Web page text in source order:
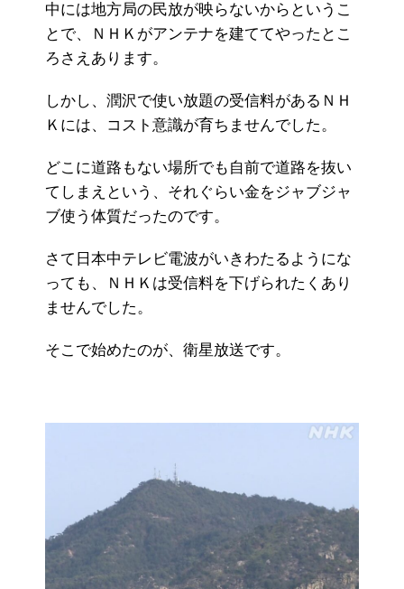
中には地方局の民放が映らないからというこ
とで、ＮＨＫがアンテナを建ててやったとこ
ろさえあります。
しかし、潤沢で使い放題の受信料があるＮＨ
Ｋには、コスト意識が育ちませんでした。
どこに道路もない場所でも自前で道路を抜い
てしまえという、それぐらい金をジャブジャ
ブ使う体質だったのです。
さて日本中テレビ電波がいきわたるようにな
っても、ＮＨＫは受信料を下げられたくあり
ませんでした。
そこで始めたのが、衛星放送です。